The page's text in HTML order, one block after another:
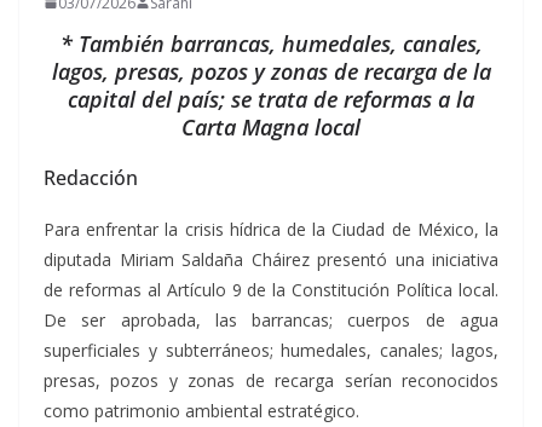
* También barrancas, humedales, canales,
lagos, presas, pozos y zonas de recarga de la
capital del país; se trata de reformas a la
Carta Magna local
Redacción
Para enfrentar la crisis hídrica de la Ciudad de México, la
diputada Miriam Saldaña Cháirez presentó una iniciativa
de reformas al Artículo 9 de la Constitución Política local.
De ser aprobada, las barrancas; cuerpos de agua
superficiales y subterráneos; humedales, canales; lagos,
presas, pozos y zonas de recarga serían reconocidos
como patrimonio ambiental estratégico.